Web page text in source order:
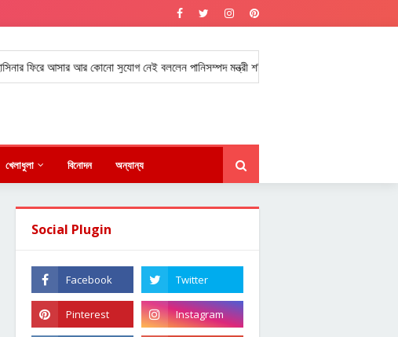
আসার আর কোনো সুযোগ নেই বললেন পানিসম্পদ মন্ত্রী শহিদ উদ্দিন চৌধুরী এ্যানি।
খেলাধুলা বিনোদন অন্যান্য
Social Plugin